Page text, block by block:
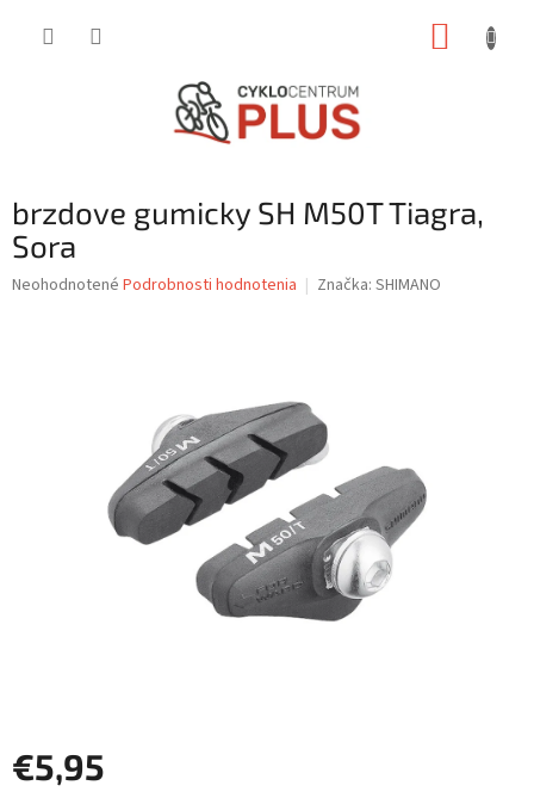
brzdove gumicky SH M50T Tiagra,
Sora
Priemerné
Neohodnotené Podrobnosti hodnotenia Značka: SHIMANO
€5,95